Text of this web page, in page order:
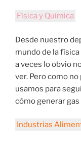
Física y Química
Desde nuestro
mundo de la
a veces lo obvio
ver. Pero como
usamos para
cómo generar gas
Industrias